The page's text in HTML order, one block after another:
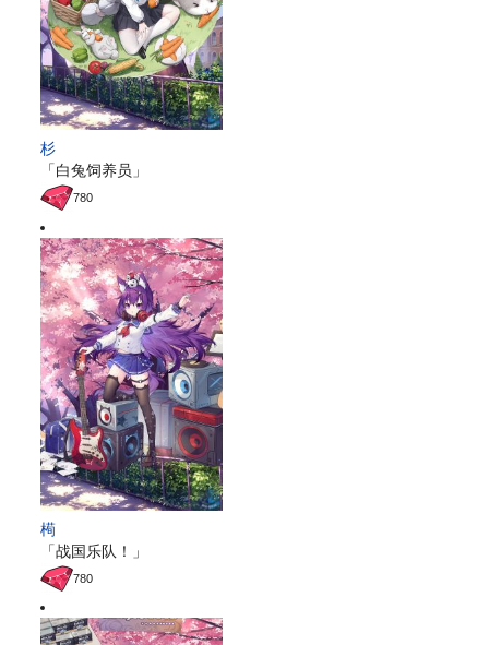
杉
「白兔饲养员」
780
槆
「战国乐队！」
780